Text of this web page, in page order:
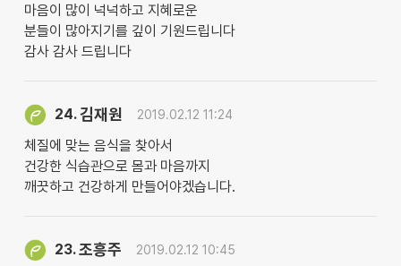
마음이 많이 넉넉하고 지혜로운
분들이 많아지기를 깊이 기원드립니다
감사 감사 드립니다
24.김재원 2019.02.12 11:24
체질에 맞는 음식을 찾아서
건강한 식습관으로 몸과 마음까지
깨끗하고 건강하게 만들어야겠습니다.
23.조흥주 2019.02.12 10:45